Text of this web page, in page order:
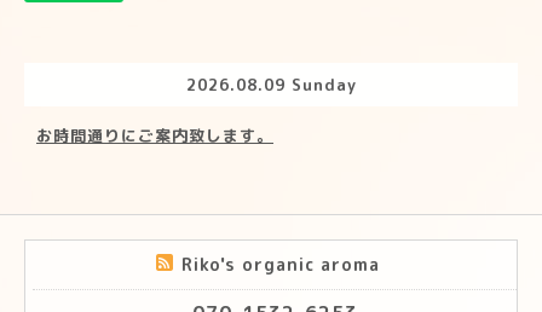
2026.08.09 Sunday
お時間通りにご案内致します。
Riko's organic aroma